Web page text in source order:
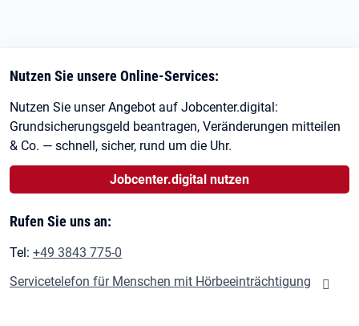
Nutzen Sie unsere Online-Services:
Nutzen Sie unser Angebot auf Jobcenter.digital:
Grundsicherungsgeld beantragen, Veränderungen mitteilen
& Co. — schnell, sicher, rund um die Uhr.
Jobcenter.digital nutzen
Rufen Sie uns an:
Tel: +49 3843 775-0
Servicetelefon für Menschen mit Hörbeeinträchtigung